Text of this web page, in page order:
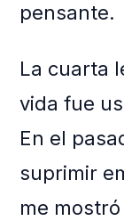
pensante.
La cuarta
vida fue
En el
suprimir
me